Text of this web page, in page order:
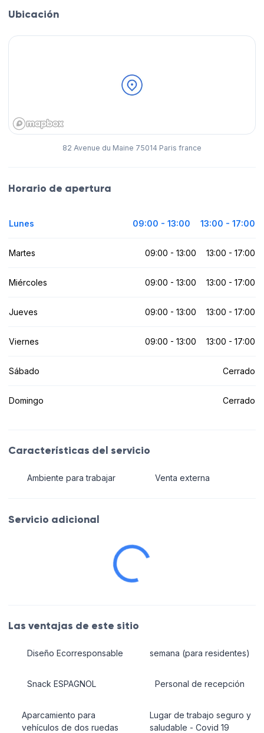
Ubicación
82 Avenue du Maine 75014 Paris france
Horario de apertura
Lunes 09:00 - 13:00 13:00 - 17:00
Martes 09:00 - 13:00 13:00 - 17:00
Miércoles 09:00 - 13:00 13:00 - 17:00
Jueves 09:00 - 13:00 13:00 - 17:00
Viernes 09:00 - 13:00 13:00 - 17:00
Sábado Cerrado
Domingo Cerrado
Características del servicio
Ambiente para trabajar Venta externa
Las ventajas de este sitio
Diseño Ecorresponsable
vehículos de dos ruedas
Restauración
Bar
Jardín
Abierto los fines de
Sala de descanso
Acceso personas con
Duchas